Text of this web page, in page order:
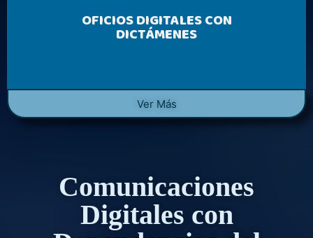
OFICIOS DIGITALES CON
DICTÁMENES
Ver Más
Comunicaciones
Digitales con